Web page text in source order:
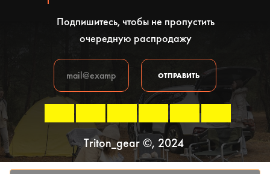
Подпишитесь, чтобы не пропустить
очередную распродажу
Triton_gear ©, 2024
Политика конфиденциальности
ОТПРАВИТЬ